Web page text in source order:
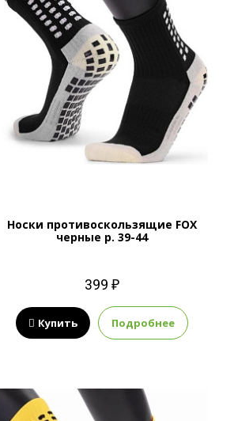
Носки противоскользящие FOX
черные р. 39-44
399 ₽
Купить Подробнее